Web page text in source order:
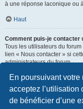
En poursuivant
acceptez l’utilisation
de bénéficier d’une
à une réponse laconique ou
Haut
Comment puis-je contacter
Tous les utilisateurs du
lien « Nous contacter » si
administrateurs du forum.
Les membres du forum